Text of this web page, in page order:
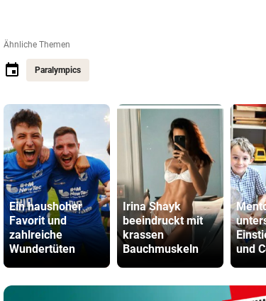
Ähnliche Themen
Paralympics
Ein haushoher
Favorit und
zahlreiche
Wundertüten
Irina Shayk
beeindruckt mit
krassen
Bauchmuskeln
und